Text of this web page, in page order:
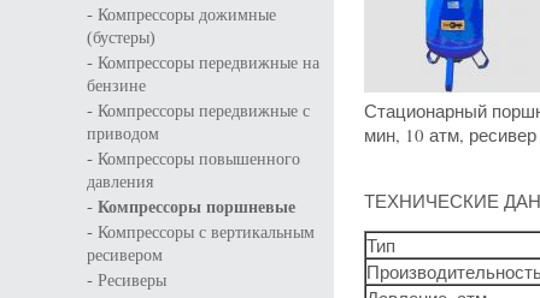
- Компрессоры дожимные
(бустеры)
- Компрессоры передвижные на
бензине
- Компрессоры передвижные с
приводом
- Компрессоры повышенного
давления
- Компрессоры поршневые
- Компрессоры с вертикальным
ресивером
- Ресиверы
Стационарный
мин, 10 атм,
ТЕХНИЧЕСКИЕ
Тип